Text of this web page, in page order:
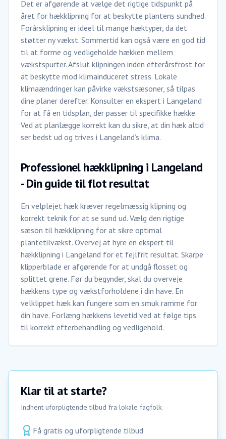
Det er afgørende at vælge det rigtige tidspunkt på
året for hækklipning for at beskytte plantens sundhed.
Forårsklipning er ideel til mange hæktyper, da det
støtter ny vækst. Sommertid kan også være en god tid
til at forme og vedligeholde hækken mellem
vækstspurter. Afslut klipningen inden efterårsfrost for
at beskytte mod klimainduceret stress. Lokale
klimaændringer kan påvirke vækstsæsoner, så tilpas
dine planer derefter. Konsulter en ekspert i Langeland
for at få en tidsplan, der passer til specifikke hække.
Ved at planlægge korrekt kan du sikre, at din hæk altid
ser bedst ud og trives i Langeland’s klima.
Professionel hækklipning i Langeland
- Din guide til flot resultat
En velplejet hæk kræver regelmæssig klipning og
korrekt teknik for at se sund ud. Vælg den rigtige
sæson til hækklipning for at sikre optimal
plantetilvækst. Overvej at hyre en ekspert til
hækklipning i Langeland for et fejlfrit resultat. Skarpe
klipperblade er afgørende for at undgå flosset og
splittet grene. Før du begynder, skal du overveje
hækkens type og vækstforholdene i din have. En
velklippet hæk kan fungere som en smuk ramme for
din have. Forlæng hækkens levetid ved at følge tips
til korrekt efterbehandling og vedligehold.
Klar til at starte?
Indhent uforpligtende tilbud fra lokale fagfolk.
Få gratis og uforpligtende tilbud